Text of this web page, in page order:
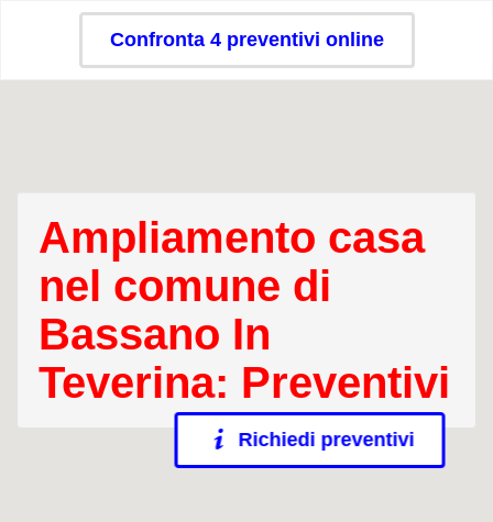
Confronta 4 preventivi online
Ampliamento casa
nel comune di
Bassano In
Teverina: Preventivi
Richiedi preventivi